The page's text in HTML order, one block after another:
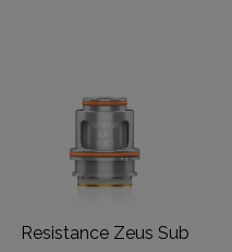
Resistance Zeus Sub